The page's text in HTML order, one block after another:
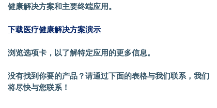
健康解决方案和主要终端应用。
下载医疗健康解决方案演示
浏览选项卡，以了解特定应用的更多信息。
没有找到你要的产品？请通过下面的表格与我们联系，我们
将尽快与您联系！